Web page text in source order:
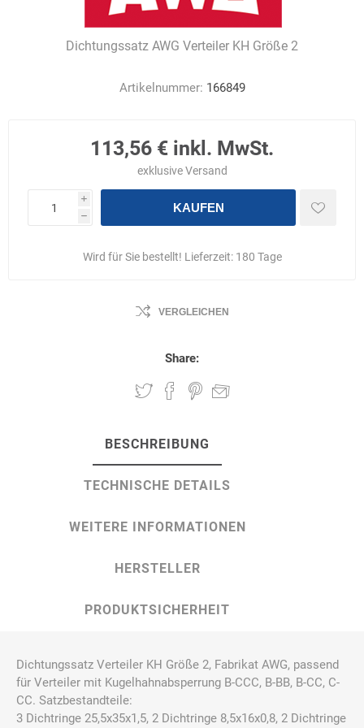
Dichtungssatz AWG Verteiler KH Größe 2
Artikelnummer: 166849
113,56 € inkl. MwSt.
exklusiveVersand
i
h
KAUFEN
Wird für Sie bestellt! Lieferzeit: 180 Tage
VERGLEICHEN
Share:
BESCHREIBUNG
TECHNISCHE DETAILS
WEITERE INFORMATIONEN
HERSTELLER
PRODUKTSICHERHEIT
Dichtungssatz Verteiler KH Größe 2, Fabrikat AWG, passend
für Verteiler mit Kugelhahnabsperrung B-CCC, B-BB, B-CC, C-
CC. Satzbestandteile:
3 Dichtringe 25,5x35x1,5, 2 Dichtringe 8,5x16x0,8, 2 Dichtringe